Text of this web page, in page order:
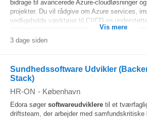
bidrage til avancerede Azure-cloudløsninger
projekter. Du vil rådgive om Azure services,
vedligeholde værktøjer til CI/CD og
Vis mere
3 dage siden
Sundhedssoftware Udvikler
Stack)
HR-ON - København
Edora søger softwareudviklere til et
driftsteam, der arbejder med samfundskritiske